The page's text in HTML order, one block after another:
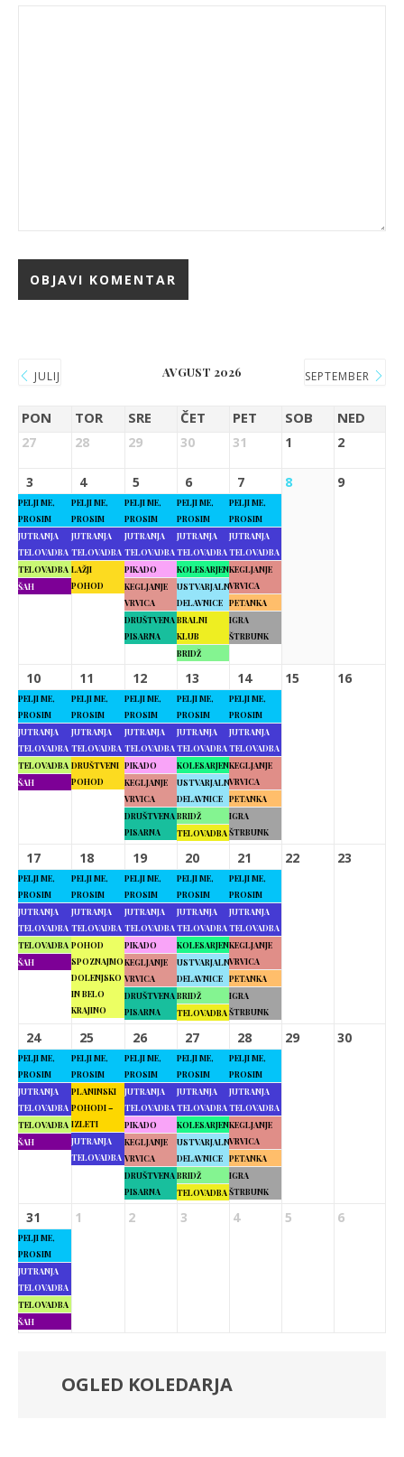
JULIJ AVGUST 2026 SEPTEMBER
PON TOR SRE ČET PET SOB NED
27 28 29 30 31 1 2
3
PELJI ME,
PROSIM
JUTRANJA
TELOVADBA
TELOVADBA
ŠAH
4
PELJI ME,
PROSIM
JUTRANJA
TELOVADBA
LAŽJI
POHOD
5
PELJI ME,
PROSIM
JUTRANJA
TELOVADBA
PIKADO
KEGLJANJE
VRVICA
DRUŠTVENA
PISARNA
6
PELJI ME,
PROSIM
JUTRANJA
TELOVADBA
KOLESARJENJE
USTVARJALNE
DELAVNICE
BRALNI
KLUB
BRIDŽ
7
PELJI ME,
PROSIM
JUTRANJA
TELOVADBA
KEGLJANJE
VRVICA
PETANKA
IGRA
ŠTRBUNK
8 9
10
PELJI ME,
PROSIM
JUTRANJA
TELOVADBA
TELOVADBA
ŠAH
11
PELJI ME,
PROSIM
JUTRANJA
TELOVADBA
DRUŠTVENI
POHOD
12
PELJI ME,
PROSIM
JUTRANJA
TELOVADBA
PIKADO
KEGLJANJE
VRVICA
DRUŠTVENA
PISARNA
13
PELJI ME,
PROSIM
JUTRANJA
TELOVADBA
KOLESARJENJE
USTVARJALNE
DELAVNICE
BRIDŽ
TELOVADBA
14
PELJI ME,
PROSIM
JUTRANJA
TELOVADBA
KEGLJANJE
VRVICA
PETANKA
IGRA
ŠTRBUNK
15 16
17
PELJI ME,
PROSIM
JUTRANJA
TELOVADBA
TELOVADBA
ŠAH
18
PELJI ME,
PROSIM
JUTRANJA
TELOVADBA
POHOD
SPOZNAJMO
DOLENJSKO
IN BELO
KRAJINO
19
PELJI ME,
PROSIM
JUTRANJA
TELOVADBA
PIKADO
KEGLJANJE
VRVICA
DRUŠTVENA
PISARNA
20
PELJI ME,
PROSIM
JUTRANJA
TELOVADBA
KOLESARJENJE
USTVARJALNE
DELAVNICE
BRIDŽ
TELOVADBA
21
PELJI ME,
PROSIM
JUTRANJA
TELOVADBA
KEGLJANJE
VRVICA
PETANKA
IGRA
ŠTRBUNK
22 23
24
PELJI ME,
PROSIM
JUTRANJA
TELOVADBA
TELOVADBA
ŠAH
25
PELJI ME,
PROSIM
PLANINSKI
POHODI –
IZLETI
JUTRANJA
TELOVADBA
26
PELJI ME,
PROSIM
JUTRANJA
TELOVADBA
PIKADO
KEGLJANJE
VRVICA
DRUŠTVENA
PISARNA
27
PELJI ME,
PROSIM
JUTRANJA
TELOVADBA
KOLESARJENJE
USTVARJALNE
DELAVNICE
BRIDŽ
TELOVADBA
28
PELJI ME,
PROSIM
JUTRANJA
TELOVADBA
KEGLJANJE
VRVICA
PETANKA
IGRA
ŠTRBUNK
29 30
31
PELJI ME,
PROSIM
JUTRANJA
TELOVADBA
TELOVADBA
ŠAH
1 2 3 4 5 6
OGLED KOLEDARJA